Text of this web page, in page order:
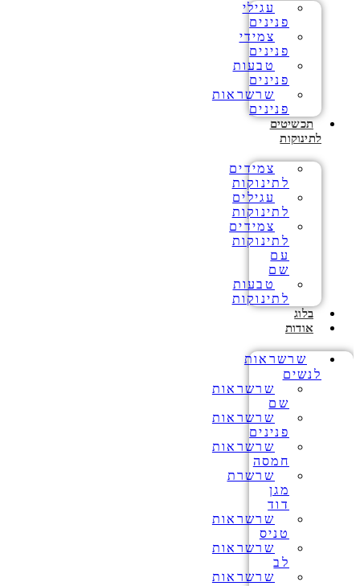
עגילי
פנינים
צמידי
פנינים
טבעות
פנינים
שרשראות
פנינים
תכשיטים
לתינוקות
צמידים
לתינוקות
עגילים
לתינוקות
צמידים
לתינוקות
עם
שם
טבעות
לתינוקות
בלוג
אודות
שרשראות
לנשים
שרשראות
שם
שרשראות
פנינים
שרשראות
חמסה
שרשרת
מגן
דוד
שרשראות
טניס
שרשראות
לב
שרשראות